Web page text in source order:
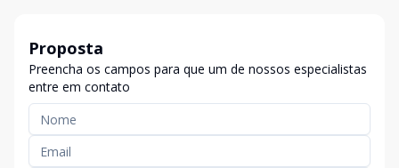
Proposta
Preencha os campos para que um de nossos especialistas
entre em contato